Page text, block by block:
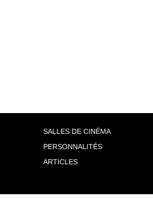
SALLES DE CINÉMA
PERSONNALITÉS
ARTICLES